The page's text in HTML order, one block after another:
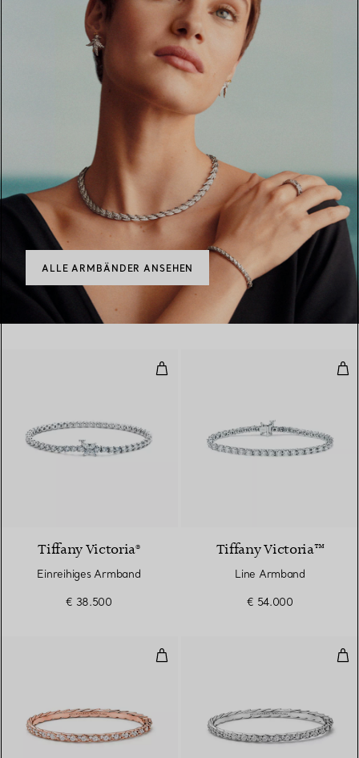
ALLE ARMBÄNDER ANSEHEN
Einreihiges Armband
Tiffany Victoria®
Einreihiges Armband
€ 38.500
Tiffany Victoria™
Line Armband
€ 54.000
Schmaler Armreif mit Flügeln in